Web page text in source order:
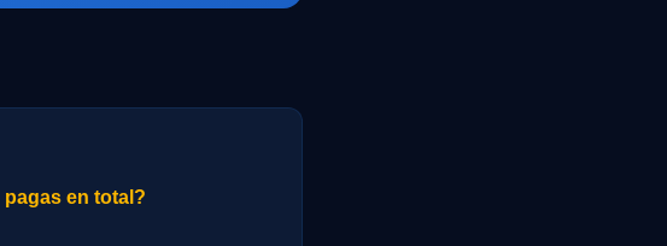
en total?